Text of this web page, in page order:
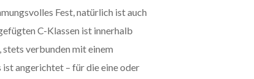
Fest, natürlich ist auch
C-Klassen ist innerhalb
stets verbunden mit einem
angerichtet – für die eine oder